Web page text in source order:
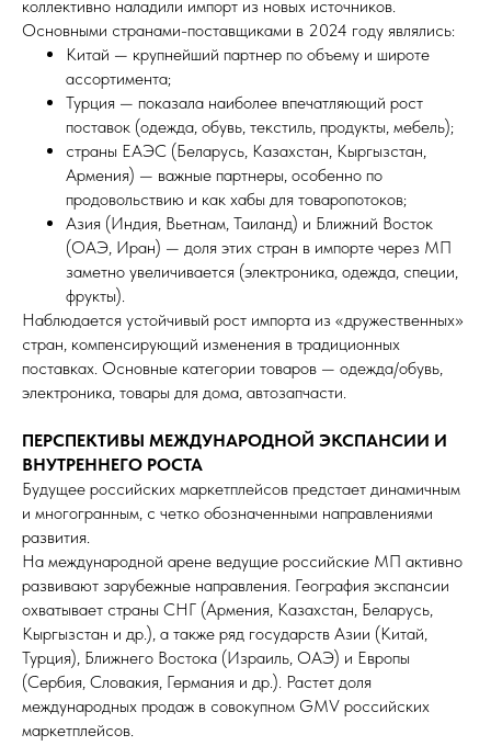
коллективно наладили импорт из новых источников.
Основными странами-поставщиками в 2024 году являлись:
Китай — крупнейший партнер по объему и широте
ассортимента;
Турция — показала наиболее впечатляющий рост
поставок (одежда, обувь, текстиль, продукты, мебель);
страны ЕАЭС (Беларусь, Казахстан, Кыргызстан,
Армения) — важные партнеры, особенно по
продовольствию и как хабы для товаропотоков;
Азия (Индия, Вьетнам, Таиланд) и Ближний Восток
(ОАЭ, Иран) — доля этих стран в импорте через МП
заметно увеличивается (электроника, одежда, специи,
фрукты).
Наблюдается устойчивый рост импорта из «дружественных»
стран, компенсирующий изменения в традиционных
поставках. Основные категории товаров — одежда/обувь,
электроника, товары для дома, автозапчасти.
ПЕРСПЕКТИВЫ МЕЖДУНАРОДНОЙ ЭКСПАНСИИ И
ВНУТРЕННЕГО РОСТА
Будущее российских маркетплейсов предстает динамичным
и многогранным, с четко обозначенными направлениями
развития.
На международной арене ведущие российские МП активно
развивают зарубежные направления. География экспансии
охватывает страны СНГ (Армения, Казахстан, Беларусь,
Кыргызстан и др.), а также ряд государств Азии (Китай,
Турция), Ближнего Востока (Израиль, ОАЭ) и Европы
(Сербия, Словакия, Германия и др.). Растет доля
международных продаж в совокупном GMV российских
маркетплейсов.